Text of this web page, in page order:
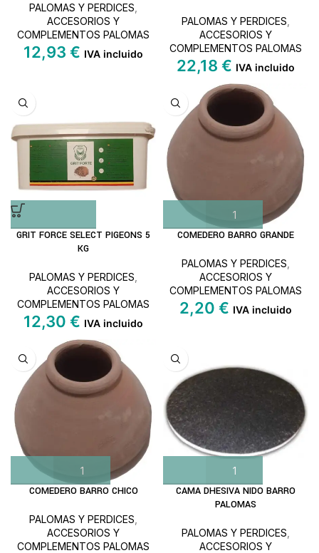
PALOMAS Y PERDICES
ACCESORIOS Y
COMPLEMENTOS PALOMAS
12,93 € IVA incluido
PALOMAS Y PERDICES
ACCESORIOS Y
COMPLEMENTOS PALOMAS
22,18 € IVA incluido
GRIT FORCE SELECT PIGEONS 5
KG
PALOMAS Y PERDICES
ACCESORIOS Y
COMPLEMENTOS PALOMAS
12,30 € IVA incluido
COMEDERO BARRO GRANDE
PALOMAS Y PERDICES
ACCESORIOS Y
COMPLEMENTOS PALOMAS
2,20 € IVA incluido
COMEDERO BARRO CHICO
PALOMAS Y PERDICES
ACCESORIOS Y
COMPLEMENTOS PALOMAS
CAMA DHESIVA NIDO BARRO
PALOMAS
PALOMAS Y PERDICES
ACCESORIOS Y